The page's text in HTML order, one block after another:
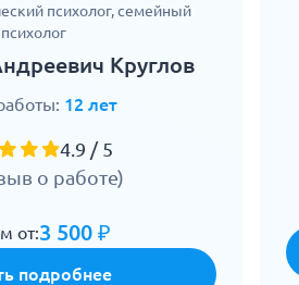
психолог, семейный
психолог
Круглов
12 лет
4.9 / 5
о работе)
от:3 500 ₽
подробнее